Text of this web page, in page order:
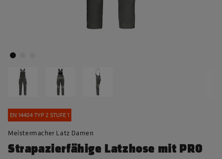
EN 14404 TYP 2 STUFE 1
Meistermacher Latz Damen
Strapazierfähige Latzhose mit PRO